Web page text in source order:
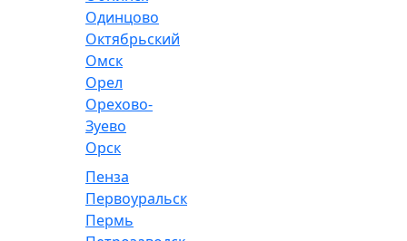
Одинцово
Октябрьский
Омск
Орел
Орехово-
Зуево
Орск
Пенза
Первоуральск
Пермь